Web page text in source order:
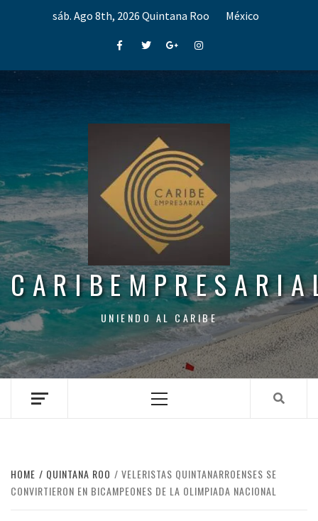
sáb. Ago 8th, 2026 Quintana Roo México
FacebookTwitterGoogle+Instagram
UNIENDO AL CARIBE
Menu
HOME QUINTANA ROO
VELERISTAS QUINTANARROENSES SE
CONVIRTIERON EN BICAMPEONES DE LA OLIMPIADA NACIONAL